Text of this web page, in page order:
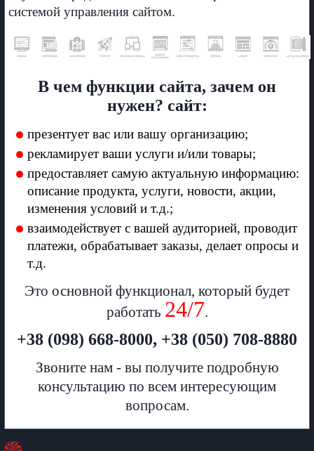
системой управления сайтом.
В чем функции сайта, зачем он
нужен? сайт:
презентует вас или вашу организацию;
рекламирует ваши услуги и/или товары;
предоставляет самую актуальную информацию:
описание продукта, услуги, новости, акции,
изменения условий и т.д.;
взаимодействует с вашей аудиторией, проводит
платежи, обрабатывает заказы, делает опросы и
т.д.
Это основной функционал, который будет
работать 24/7.
+38 (098) 668-8000, +38 (050) 708-8880
Звоните нам - вы получите подробную
консультацию по всем интересующим
вопросам.